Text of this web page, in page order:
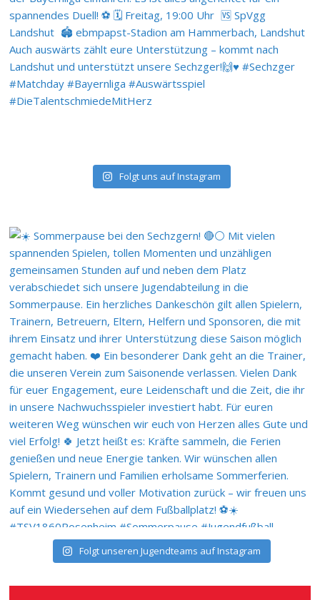
Folgt uns auf Instagram
Folgt unseren Jugendteams auf Instagram